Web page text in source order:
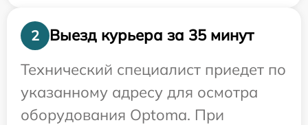
2
Выезд курьера за 35 минут
Технический специалист приедет по
указанному адресу для осмотра
оборудования Optoma. При